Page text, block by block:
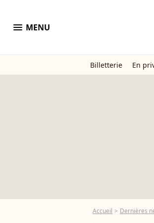
menu MENU
Billetterie En
Accueil Dernières